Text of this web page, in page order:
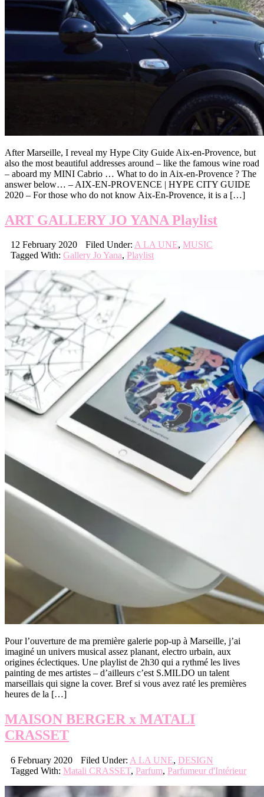
After Marseille, I reveal my Hype City Guide Aix-en-Provence, but
also the most beautiful addresses around – like the famous wine road
– aboard my MINI Cabrio … What to do in Aix-en-Provence ? The
answer below… – AIX-EN-PROVENCE | HYPE CITY GUIDE
2020 – For those who do not know Aix-En-Provence, it is a […]
ART GALLERY JO YANA Playlist
12 February 2020 Filed Under: A LA UNE, MUSIC
Tagged With: Gallery Jo Yana, Playlist
Pour l’ouverture de ma première galerie pop-up à Marseille, j’ai
imaginé un univers musical assez planant, electro urbain, aux
origines éclectiques. Une playlist de 2h30 qui a rythmé les lives
painting de mes artistes – d’ailleurs c’est S.MILDO un talent
marseillais qui signe la cover. Bref si vous avez raté les premières
heures de la […]
MAISON BERGER x MATALI
CRASSET
6 February 2020 Filed Under: A LA UNE, DESIGN
Tagged With: Matali CRASSET, Parfum, Parfumeur d'Intérieur